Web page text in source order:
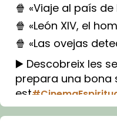
🍿 «Viaje al país
🍿 «León XIV, el
🍿 «Las ovejas
▶️ Descobreix les
prepara una bona
est
Imatge: Generada